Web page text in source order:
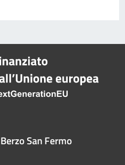
San Fermo